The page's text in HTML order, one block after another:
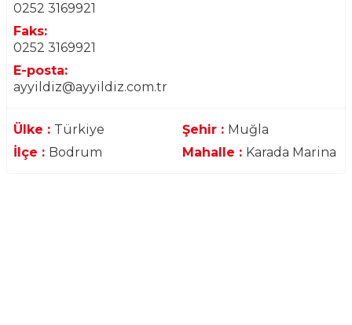
0252 3169921
Faks:
0252 3169921
E-posta:
ayyildiz@ayyildiz.com.tr
Ülke : Türkiye Şehir : Muğla
İlçe : Bodrum Mahalle : Karada Marina